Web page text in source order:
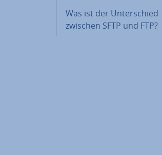
Was ist der Un­ter­schied
zwischen SFTP und FTP?